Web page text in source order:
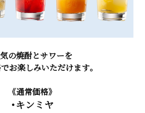
の焼酎とサワーを
お楽しみいただけます。
《通常価格》
・キンミヤ